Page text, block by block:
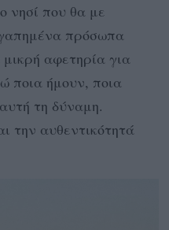
νησί που θα με
πρόσωπα
αφετηρία για
ποια ήμουν, ποια
τη δύναμη.
την αυθεντικότητά